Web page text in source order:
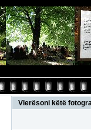
Vlerësoni këtë